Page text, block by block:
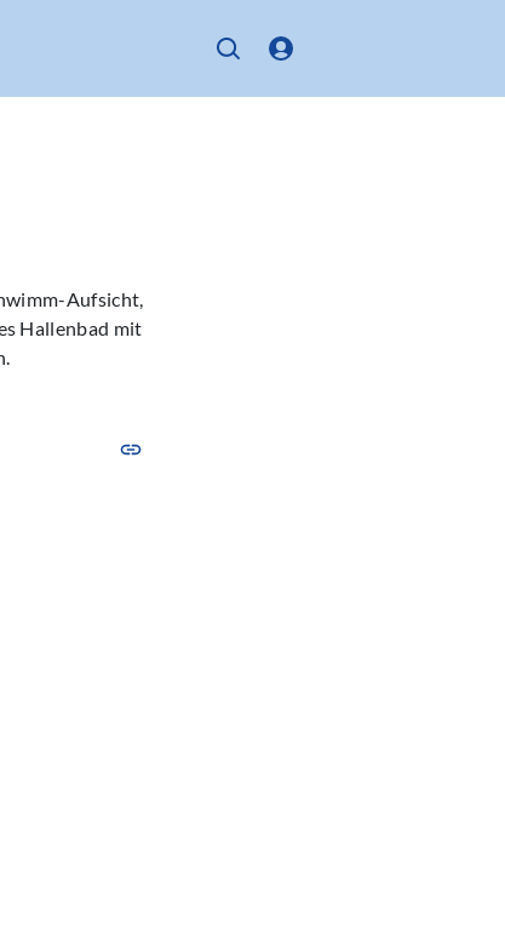
Aufsicht,
Hallenbad mit